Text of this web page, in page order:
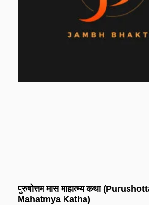
पुरुषोत्तम मास माहात्म्य कथा
Mahatmya Katha)